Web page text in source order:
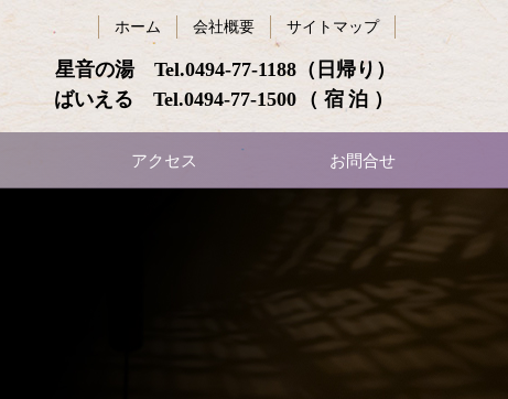
星音の湯 Tel.0494-77-1188 （日帰り）
ばいえる Tel.0494-77-1500 （宿泊）
ホーム 会社概要 サイトマップ
アクセス お問合せ